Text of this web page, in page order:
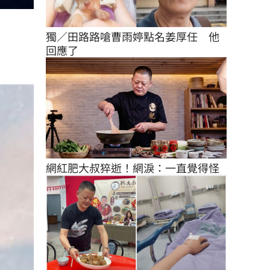
獨／田路路嗆曹雨婷點名姜厚任　他
回應了
網紅肥大叔猝逝！網淚：一直覺得怪